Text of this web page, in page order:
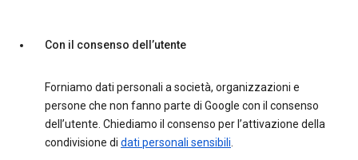
Con il consenso dell’utente
Forniamo dati personali a società, organizzazioni e
persone che non fanno parte di Google con il consenso
dell’utente. Chiediamo il consenso per l’attivazione della
condivisione di dati personali sensibili.